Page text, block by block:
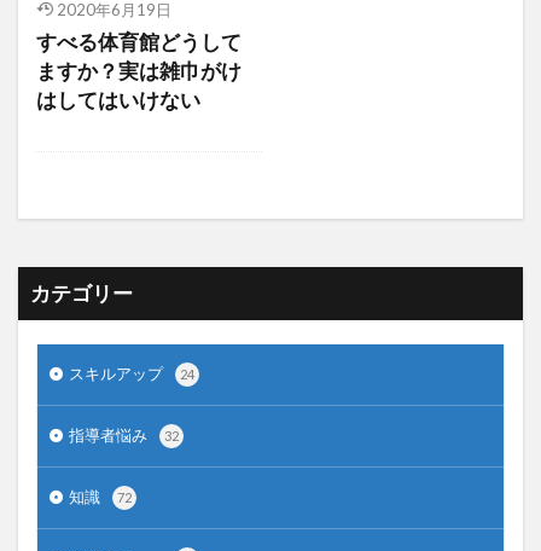
2020年6月19日
すべる体育館どうして
ますか？実は雑巾がけ
はしてはいけない
カテゴリー
スキルアップ 24
指導者悩み 32
知識 72